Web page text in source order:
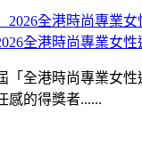
全港時尚專業女性
「全港時尚專業女
感的得獎者......